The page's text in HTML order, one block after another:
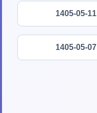
1405-05-11
1405-05-07